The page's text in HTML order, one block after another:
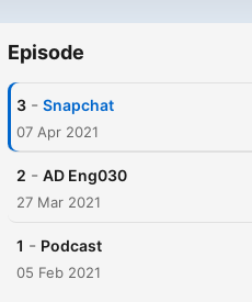
Episode
3 - Snapchat
07 Apr 2021
2 - AD Eng030
27 Mar 2021
1 - Podcast
05 Feb 2021